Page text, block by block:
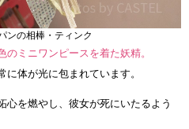
ンの相棒・ティンク
ミニワンピースを着た妖精。
体が光に包まれています。
心を燃やし、彼女が死にいたるよう